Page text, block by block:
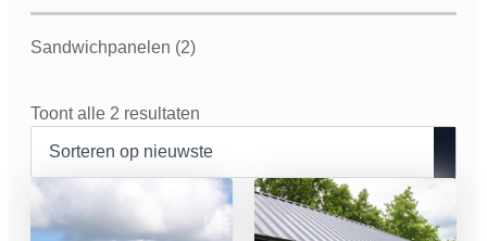
Categorieen
Sandwichpanelen (2)
Toont alle 2 resultaten
nieuwste